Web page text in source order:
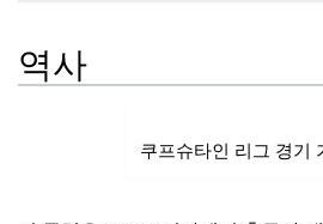
역사
쿠프슈타인 리그 경기